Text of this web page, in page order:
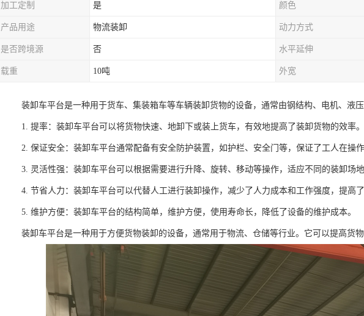
加工定制 是 颜色
产品用途 物流装卸 动力方式
是否跨境源 否 水平延伸
载重 10吨 外宽
装卸车平台是一种用于货车、集装箱车等车辆装卸货物的设备，通常由钢结构、电机、液
1. 提率：装卸车平台可以将货物快速、地卸下或装上货车，有效地提高了装卸货物的效率。
2. 保证安全：装卸车平台通常配备有安全防护装置，如护栏、安全门等，保证了工人在操作
3. 灵活性强：装卸车平台可以根据需要进行升降、旋转、移动等操作，适应不同的装卸场地
4. 节省人力：装卸车平台可以代替人工进行装卸操作，减少了人力成本和工作强度，提高了
5. 维护方便：装卸车平台的结构简单，维护方便，使用寿命长，降低了设备的维护成本。
装卸车平台是一种用于方便货物装卸的设备，通常用于物流、仓储等行业。它可以提高货